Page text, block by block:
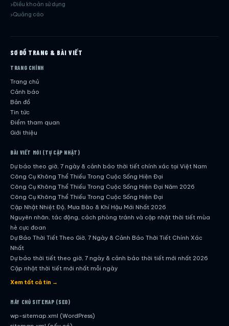
Điều khoản sử dụng
Quảng cáo
SƠ ĐỒ TRANG & BÀI VIẾT
TRANG CHÍNH
Trang chủ
Cảnh báo
Bản đồ
Tin tức
Điểm tham quan
Giới thiệu
BÀI VIẾT MỚI (TỰ CẬP NHẬT)
Dự báo theo giờ, 7 ngày & cảnh báo thời tiết chính xác tại Việt Nam
Công Cụ Không Thể Thiếu Trong Cuộc Sống Hiện Đại
Công Cụ Không Thể Thiếu Trong Cuộc Sống Hiện Đại Năm 2026
Công Cụ Không Thể Thiếu Trong Cuộc Sống Hiện Đại
Cập Nhật Nhiệt Độ, Mưa Bão & Khí Hậu Mới Nhất 2026
Nguyên nhân, tác động, cách phòng tránh và cập nhật thời tiết mùa
hè cực đoan
Dự Báo Thời Tiết Theo Giờ, 7 Ngày & Cảnh Báo Thời Tiết Chính Xác
Nhất
Dự báo thời tiết theo giờ, 7 ngày & cảnh báo thời tiết mới nhất 2026
Cập nhật thời tiết mới nhất mỗi ngày
Hướng dẫn đầy đủ về dự báo thời tiết hiện đại
Dự Báo Thời Tiết Theo Giờ, 7 Ngày & Cảnh Báo Thời Tiết Chính Xác
Công Cụ Không Thể Thiếu Trong Cuộc Sống Hiện Đại
Xem tất cả tin →
MÁY CHỦ SITEMAP (SEO)
wp-sitemap.xml (WordPress)